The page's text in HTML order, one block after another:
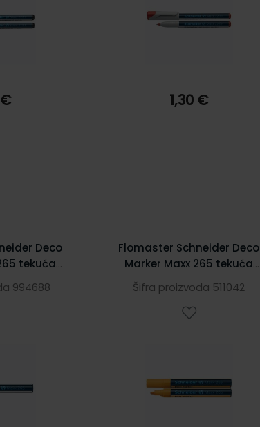
1,30 €
Deco
tekuća
994688
Flomaster Schneider Deco
Marker Maxx 265 tekuća
kreda 2-3 mm narančasti
S126506
Šifra proizvoda 511042